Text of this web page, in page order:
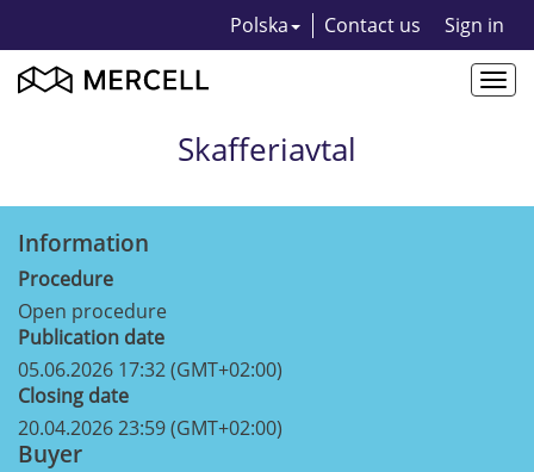
Polska Contact us Sign in
Skafferiavtal
Information
Procedure
Open procedure
Publication date
05.06.2026 17:32 (GMT+02:00)
Closing date
20.04.2026 23:59 (GMT+02:00)
Buyer